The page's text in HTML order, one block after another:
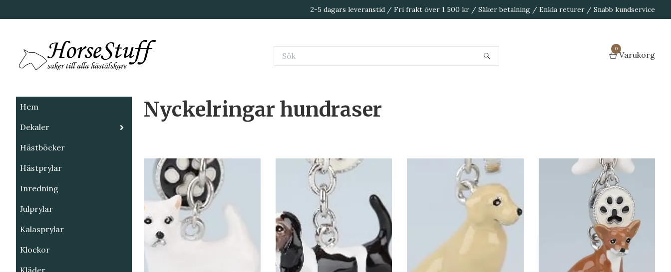
2-5 dagars leveranstid / Fri frakt över 1 500 kr / Säker betalning / Enkla returer / Snabb kundservice
0
Varukorg
Hem
Dekaler
Hästböcker
Hästprylar
Inredning
Julprylar
Kalasprylar
Klockor
Kläder
Nyckelringar hundraser